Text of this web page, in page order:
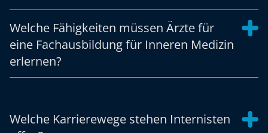
Welche Fähigkeiten müssen Ärzte für
eine Fachausbildung für Inneren Medizin
erlernen?
Welche Karrierewege stehen Internisten